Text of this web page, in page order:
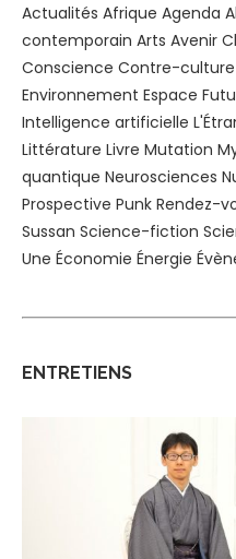
Actualités Afrique Agenda
contemporain Arts Avenir
Conscience Contre-culture
Environnement Espace
Intelligence artificielle
Littérature Livre Mutation
quantique Neurosciences
Prospective Punk Rendez-
Sussan Science-fiction
Une Économie Énergie
ENTRETIENS